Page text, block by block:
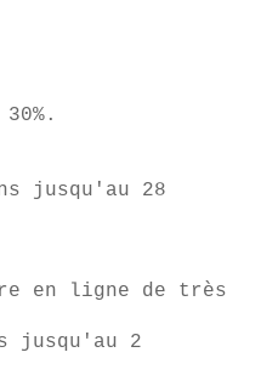
jusqu'au 28
en ligne de très
jusqu'au 2